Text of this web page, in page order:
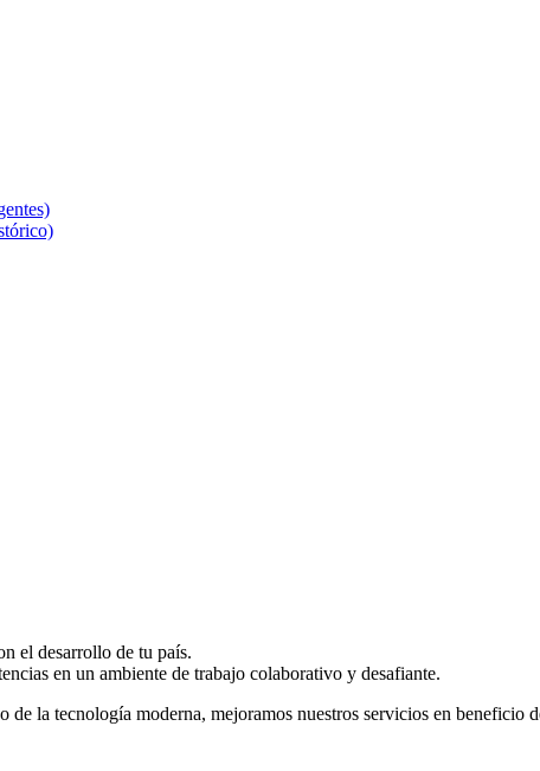
el desarrollo de tu país.
en un ambiente de trabajo colaborativo y desafiante.
de la tecnología moderna, mejoramos nuestros servicios en beneficio